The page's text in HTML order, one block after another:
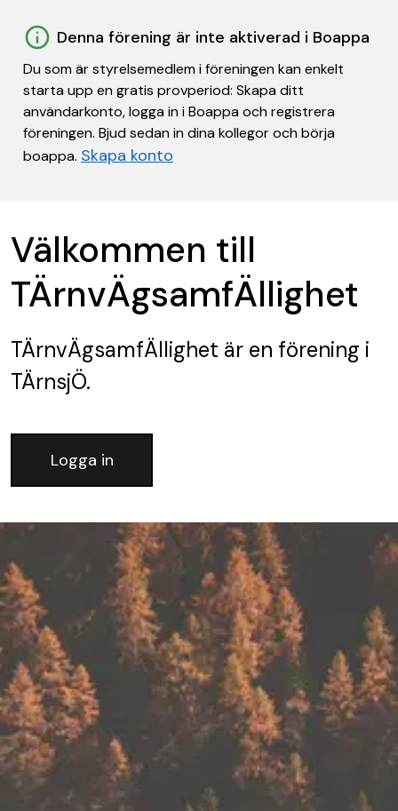
Denna förening är inte aktiverad i Boappa
Du som är styrelsemedlem i föreningen kan enkelt
starta upp en gratis provperiod: Skapa ditt
användarkonto, logga in i Boappa och registrera
föreningen. Bjud sedan in dina kollegor och börja
boappa. Skapa konto
Välkommen till
TÄrnvÄgsamfÄllighet
TÄrnvÄgsamfÄllighet är en förening i
TÄrnsjÖ.
Logga in